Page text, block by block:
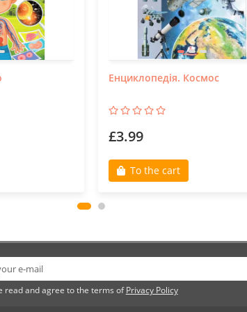
Енциклопедія. Космос
£3.99
To the cart
read and agree to the terms ofPrivacy Policy